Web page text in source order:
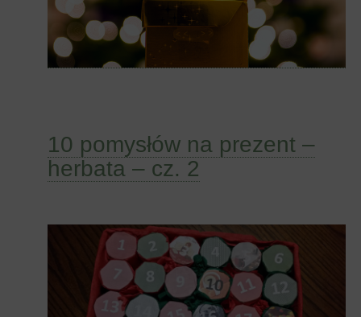
10 pomysłów na prezent –
herbata – cz. 2